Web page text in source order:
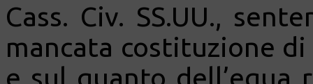
Cass. Civ. SS.UU.,
mancata costituzione
e sul quanto dell’equa